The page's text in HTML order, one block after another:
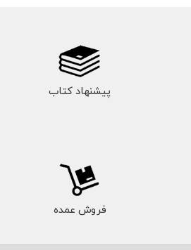
پیشنهاد کتاب
فروش عمده